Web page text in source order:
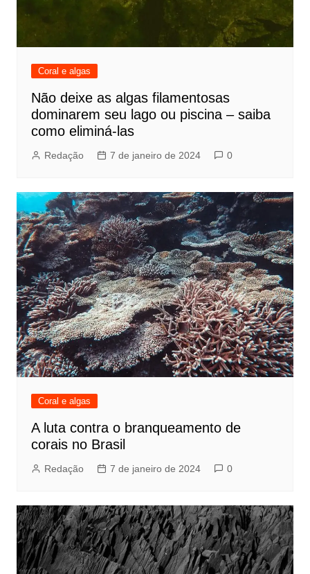
Coral e algas
Não deixe as algas filamentosas
dominarem seu lago ou piscina – saiba
como eliminá-las
Redação 7 de janeiro de 2024 0
Coral e algas
A luta contra o branqueamento de
corais no Brasil
Redação 7 de janeiro de 2024 0